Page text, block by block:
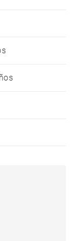
zonas de